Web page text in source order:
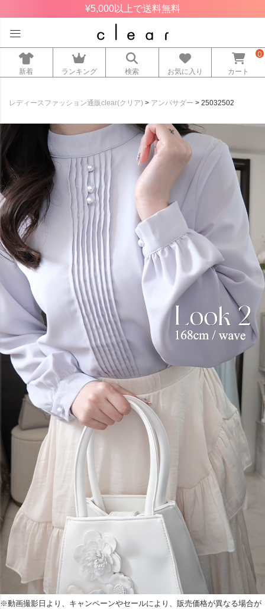
¥5,000以上で送料無料
新着 ランキング 検索 お気に入り カート
0
レディースファッション通販clear(クリア) アンバサダー 25032502
※動画撮影日より、キャンペーンやセールにより、販売価格が異なる場合が